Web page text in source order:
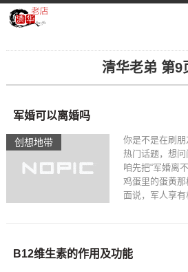
清华老弟 第9
创想地带
军婚可以离婚吗
你是不是在刷朋
热门话题，想问
咱先把“军婚离
鸡蛋里的蛋黄
面说，军人享
B12维生素的作用及功能